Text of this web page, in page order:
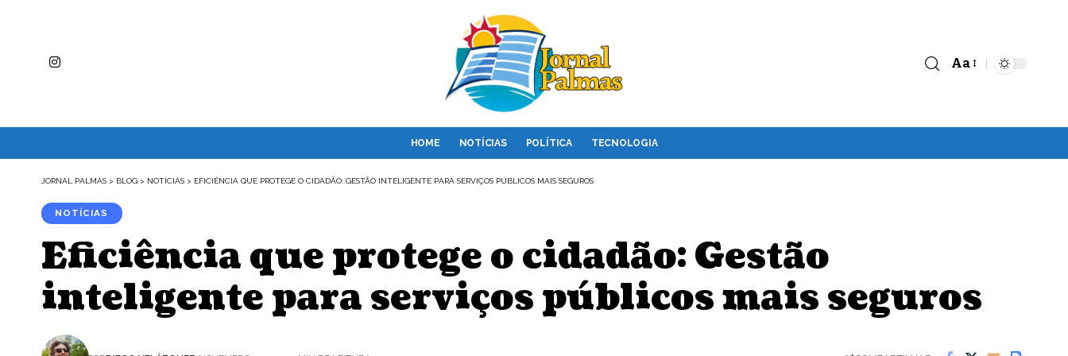
Aa
HOME NOTÍCIAS POLÍTICA TECNOLOGIA
JORNAL PALMAS > BLOG > NOTÍCIAS > EFICIÊNCIA QUE PROTEGE O CIDADÃO: GESTÃO INTELIGENTE PARA SERVIÇOS PÚBLICOS MAIS SEGUROS
NOTÍCIAS
Eficiência que protege o cidadão: Gestão
inteligente para serviços públicos mais seguros